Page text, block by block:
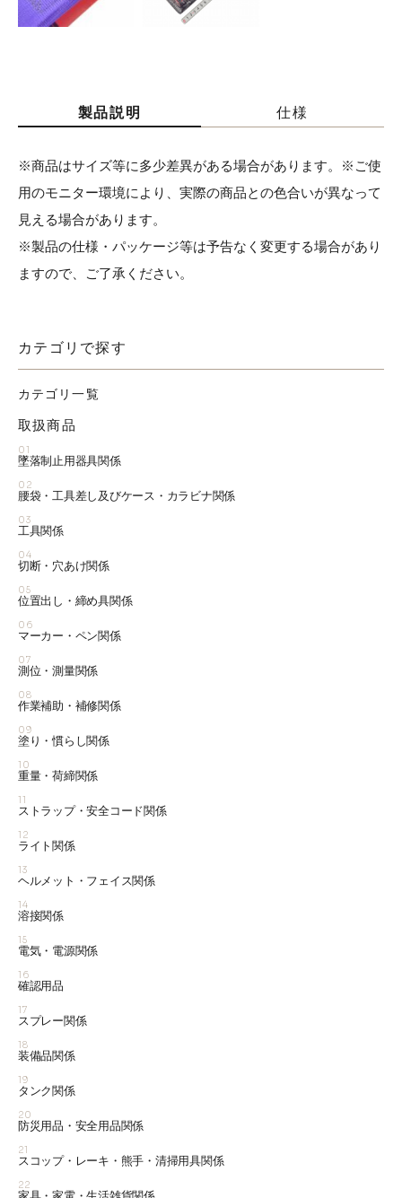
製品説明 仕様
※商品はサイズ等に多少差異がある場合があります。※ご使
用のモニター環境により、実際の商品との色合いが異なって
見える場合があります。
※製品の仕様・パッケージ等は予告なく変更する場合があり
ますので、ご了承ください。
カテゴリで探す
カテゴリ一覧
取扱商品
01
墜落制止用器具関係
02
腰袋・工具差し及びケース・カラビナ関係
03
工具関係
04
切断・穴あけ関係
05
位置出し・締め具関係
06
マーカー・ペン関係
07
測位・測量関係
08
作業補助・補修関係
09
塗り・慣らし関係
10
重量・荷締関係
11
ストラップ・安全コード関係
12
ライト関係
13
ヘルメット・フェイス関係
14
溶接関係
15
電気・電源関係
16
確認用品
17
スプレー関係
18
装備品関係
19
タンク関係
20
防災用品・安全用品関係
21
スコップ・レーキ・熊手・清掃用具関係
22